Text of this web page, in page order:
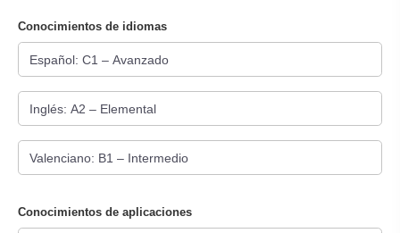
Conocimientos de idiomas
Conocimientos de aplicaciones